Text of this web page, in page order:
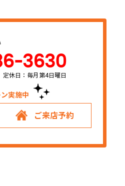
3630
休日：毎月第4日曜日
実施中！
ご来店予約